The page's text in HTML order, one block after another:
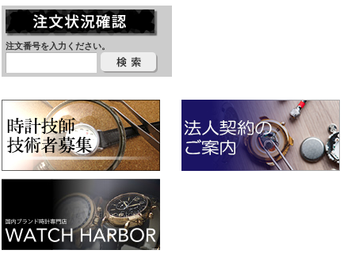
注文番号を入力ください。